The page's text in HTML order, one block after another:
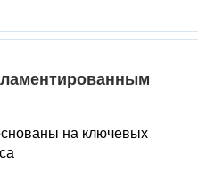
на ключевых